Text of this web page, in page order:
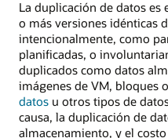
La duplicación de datos es
o más versiones idénticas
intencionalmente, como
planificadas, o
duplicados como datos
imágenes de VM, bloques
datos u otros tipos de
causa, la duplicación de
almacenamiento, y el